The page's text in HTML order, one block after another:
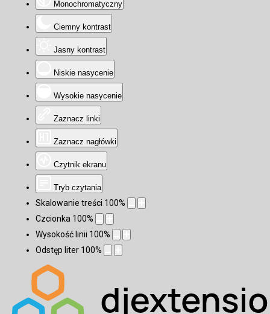
Monochromatyczny
Ciemny kontrast
Jasny kontrast
Niskie nasycenie
Wysokie nasycenie
Zaznacz linki
Zaznacz nagłówki
Czytnik ekranu
Tryb czytania
Skalowanie treści 100%
Czcionka 100%
Wysokość linii 100%
Odstęp liter 100%